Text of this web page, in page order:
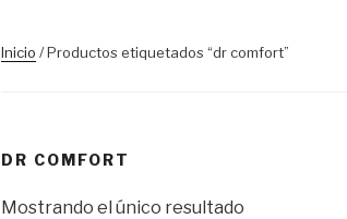
Inicio / Productos etiquetados “dr comfort”
DR COMFORT
Mostrando el único resultado